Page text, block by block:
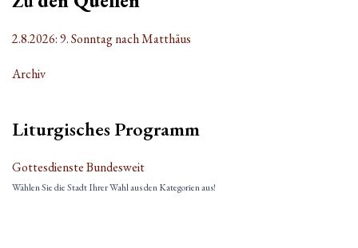
2.8.2026: 9. Sonntag nach Matthäus
Archiv
Liturgisches Programm
Gottesdienste Bundesweit
Wählen Sie die Stadt Ihrer Wahl aus den Kategorien aus!